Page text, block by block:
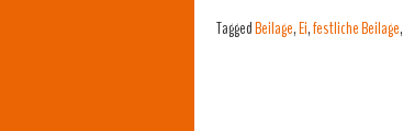
TaggedBeilage,Ei,festliche Beilage,